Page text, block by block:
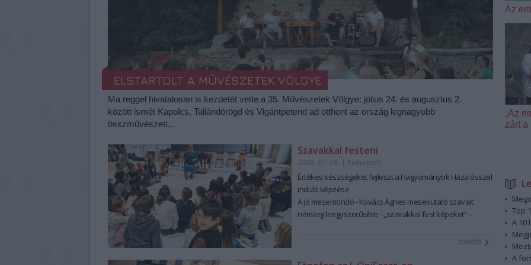
ELSTARTOLT A MŰVÉSZETEK VÖLGYE
Ma reggel hivatalosan is kezdetét vette a 35. Művészetek Völgye: július 24. és augusztus 2.
között ismét Kapolcs, Taliándörögd és Vigántpetend ad otthont az ország legnagyobb
összművészeti...
Az
„Az
zárt a
Szavakkal festeni
2026. 07. 16. | Kultúrpart
Értékes készségeket fejleszt a Hagyományok Háza ősszel
induló képzése
A jó mesemondó - Kovács Ágnes mesekutató szavait
némileg leegyszerűsítve - „szavakkal fest képeket” –
módszere pedig tanulható, tanítható. A szabad, rögtönző,
tovább
Top
A 10
A